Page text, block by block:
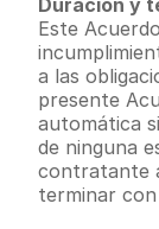
Duración y
Este
a las
presente
automática
de ninguna
contratante
terminar